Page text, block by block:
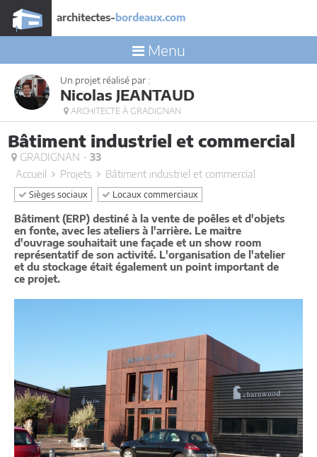
architectes- bordeaux.com
Menu
Un projet réalisé par :
Nicolas JEANTAUD
ARCHITECTE À GRADIGNAN
Bâtiment industriel et commercial
GRADIGNAN - 33
Accueil
Projets Bâtiment industriel et commercial
Sièges sociaux Locaux commerciaux
Bâtiment (ERP) destiné à la vente de poêles et d'objets
en fonte, avec les ateliers à l'arrière. Le maitre
d'ouvrage souhaitait une façade et un show room
représentatif de son activité. L'organisation de l'atelier
et du stockage était également un point important de
ce projet.